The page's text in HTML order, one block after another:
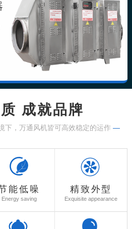
成就品牌
下，万通风机皆可高效稳定的运作 —
能低噪
Energy saving
精致外型
Exquisite appearance